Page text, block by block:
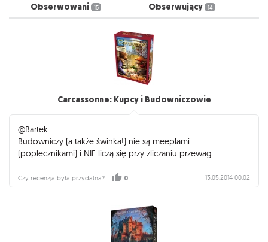
Obserwowani 15 Obserwujący 14
Carcassonne: Kupcy i Budowniczowie
@Bartek
Budowniczy (a także świnka!) nie są meeplami
(poplecznikami) i NIE liczą się przy zliczaniu przewag.
Czy recenzja była przydatna? 0 13.05.2014 00:02